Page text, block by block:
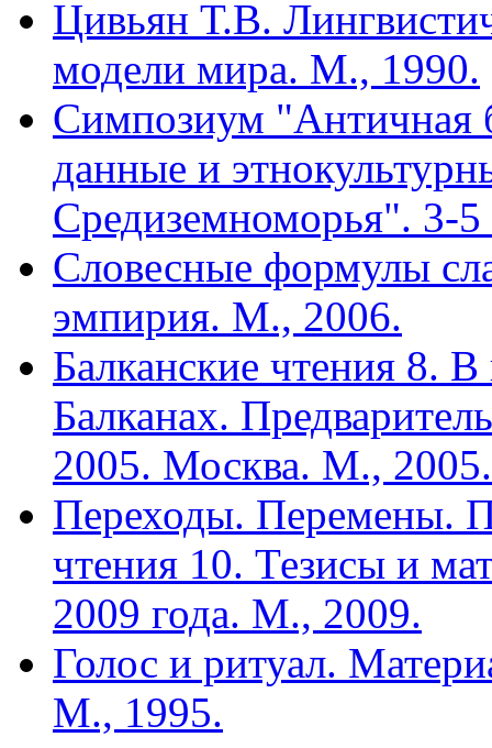
Цивьян Т.В.
модели мира. М., 1990.
Симпозиум "Античная
данные и
Средиземноморья". 3-
Словесные формулы
эмпирия. М., 2006.
Балканские чтения 8.
Балканах.
2005. Москва. М., 2005.
Переходы. Перемены.
чтения 10. Тезисы и
2009 года. М., 2009.
Голос и ритуал.
М., 1995.